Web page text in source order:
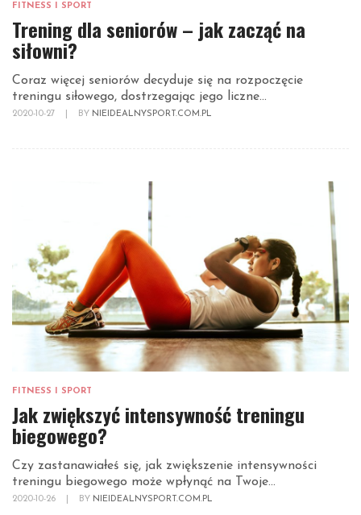
FITNESS I SPORT
Trening dla seniorów – jak zacząć na
siłowni?
Coraz więcej seniorów decyduje się na rozpoczęcie
treningu siłowego, dostrzegając jego liczne...
2020-10-27 BY NIEIDEALNYSPORT.COM.PL
FITNESS I SPORT
Jak zwiększyć intensywność treningu
biegowego?
Czy zastanawiałeś się, jak zwiększenie intensywności
treningu biegowego może wpłynąć na Twoje...
2020-10-26 BY NIEIDEALNYSPORT.COM.PL